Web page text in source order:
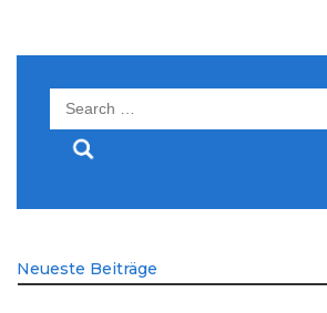
Search
Neueste Beiträge